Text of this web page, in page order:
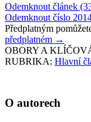
Odemknout článek
Odemknout číslo
Předplatným
předplatném →
OBORY A
RUBRIKA: Hlavní
O autorech